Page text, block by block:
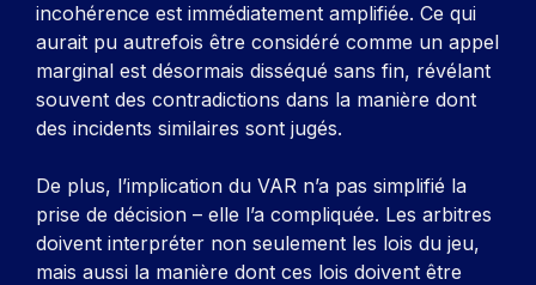
incohérence est immédiatement amplifiée. Ce qui
aurait pu autrefois être considéré comme un appel
marginal est désormais disséqué sans fin, révélant
souvent des contradictions dans la manière dont
des incidents similaires sont jugés.
De plus, l’implication du VAR n’a pas simplifié la
prise de décision – elle l’a compliquée. Les arbitres
doivent interpréter non seulement les lois du jeu,
mais aussi la manière dont ces lois doivent être